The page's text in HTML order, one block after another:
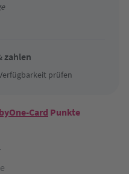
zahlen
prüfen
Card Punkte